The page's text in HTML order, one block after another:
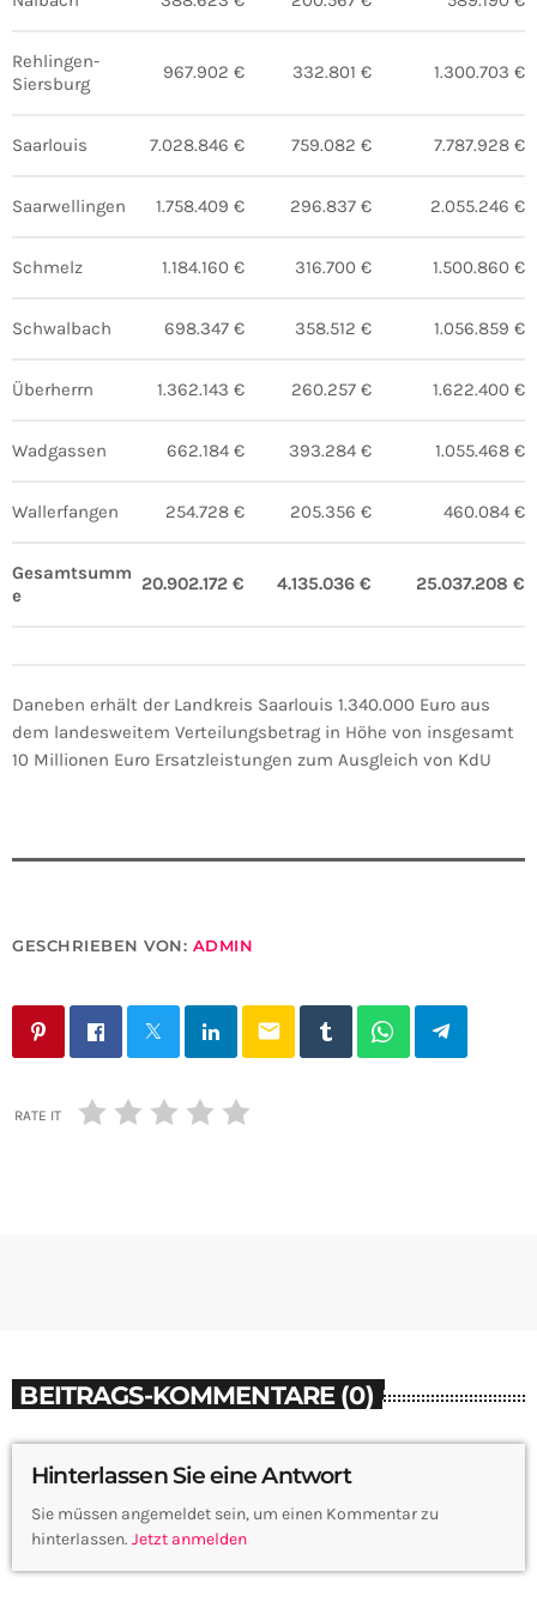
Rehlingen-
Siersburg
967.902 € 332.801 € 1.300.703 €
Saarlouis 7.028.846 € 759.082 € 7.787.928 €
Saarwellingen 1.758.409 € 296.837 € 2.055.246 €
Schmelz 1.184.160 € 316.700 € 1.500.860 €
Schwalbach 698.347 € 358.512 € 1.056.859 €
Überherrn 1.362.143 € 260.257 € 1.622.400 €
Wadgassen 662.184 € 393.284 € 1.055.468 €
Wallerfangen 254.728 € 205.356 € 460.084 €
Gesamtsumm
e
20.902.172 € 4.135.036 € 25.037.208 €
Daneben erhält der Landkreis Saarlouis 1.340.000 Euro aus
dem landesweitem Verteilungsbetrag in Höhe von insgesamt
10 Millionen Euro Ersatzleistungen zum Ausgleich von KdU
GESCHRIEBEN VON: ADMIN
email
RATE IT
BEITRAGS-KOMMENTARE (0)
Hinterlassen Sie eine Antwort
Sie müssen angemeldet sein, um einen Kommentar zu
hinterlassen. Jetzt anmelden